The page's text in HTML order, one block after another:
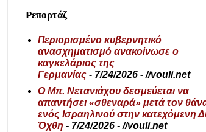
Ρεπορτάζ
Περιορισμένο κυβερνητικό
ανασχηματισμό ανακοίνωσε ο
καγκελάριος της
Γερμανίας - 7/24/2026 - //vouli.net
Ο Μπ. Νετανιάχου δεσμεύεται να
απαντήσει «σθεναρά» μετά τον
ενός Ισραηλινού στην κατεχόμενη
Όχθη - 7/24/2026 - //vouli.net